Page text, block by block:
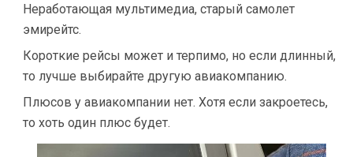
Неработающая мультимедиа, старый самолет
эмирейтс.
Короткие рейсы может и терпимо, но если длинный,
то лучше выбирайте другую авиакомпанию.
Плюсов у авиакомпании нет. Хотя если закроетесь,
то хоть один плюс будет.